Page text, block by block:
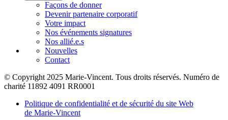
Façons de donner
Devenir partenaire corporatif
Votre impact
Nos événements signatures
Nos allié.e.s
Nouvelles
Contact
© Copyright 2025 Marie-Vincent. Tous droits réservés. Numéro de
charité 11892 4091 RR0001
Politique de confidentialité et de sécurité du site Web
de Marie-Vincent